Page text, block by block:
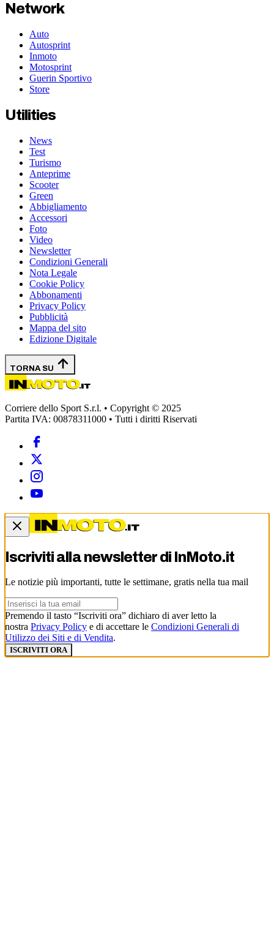
Network
Auto
Autosprint
Inmoto
Motosprint
Guerin Sportivo
Store
Utilities
News
Test
Turismo
Anteprime
Scooter
Green
Abbigliamento
Accessori
Foto
Video
Newsletter
Condizioni Generali
Nota Legale
Cookie Policy
Abbonamenti
Privacy Policy
Pubblicità
Mappa del sito
Edizione Digitale
TORNA SU
Corriere dello Sport S.r.l. • Copyright © 2025
Partita IVA: 00878311000 • Tutti i diritti Riservati
Iscriviti alla newsletter di InMoto.it
Le notizie più importanti, tutte le settimane, gratis nella tua mail
Premendo il tasto “Iscriviti ora” dichiaro di aver letto la
nostra Privacy Policy e di accettare le Condizioni Generali di
Utilizzo dei Siti e di Vendita.
ISCRIVITI ORA